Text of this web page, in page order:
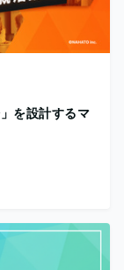
を設計するマ